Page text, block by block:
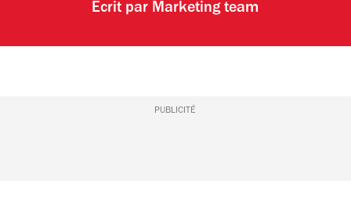
Écrit par Marketing team
PUBLICITÉ